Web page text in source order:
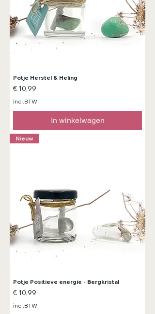
Potje Herstel & Heling
Prijs
€ 10,99
incl.BTW
In winkelwagen
Nieuw
Potje Positieve energie - Bergkristal
Prijs
€ 10,99
incl.BTW